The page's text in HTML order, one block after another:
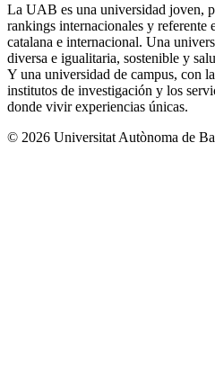
La UAB es una universidad joven,
rankings internacionales y referente
catalana e internacional. Una
diversa e igualitaria, sostenible y
Y una universidad de campus, con
institutos de investigación y los
donde vivir experiencias únicas.
© 2026 Universitat Autònoma de